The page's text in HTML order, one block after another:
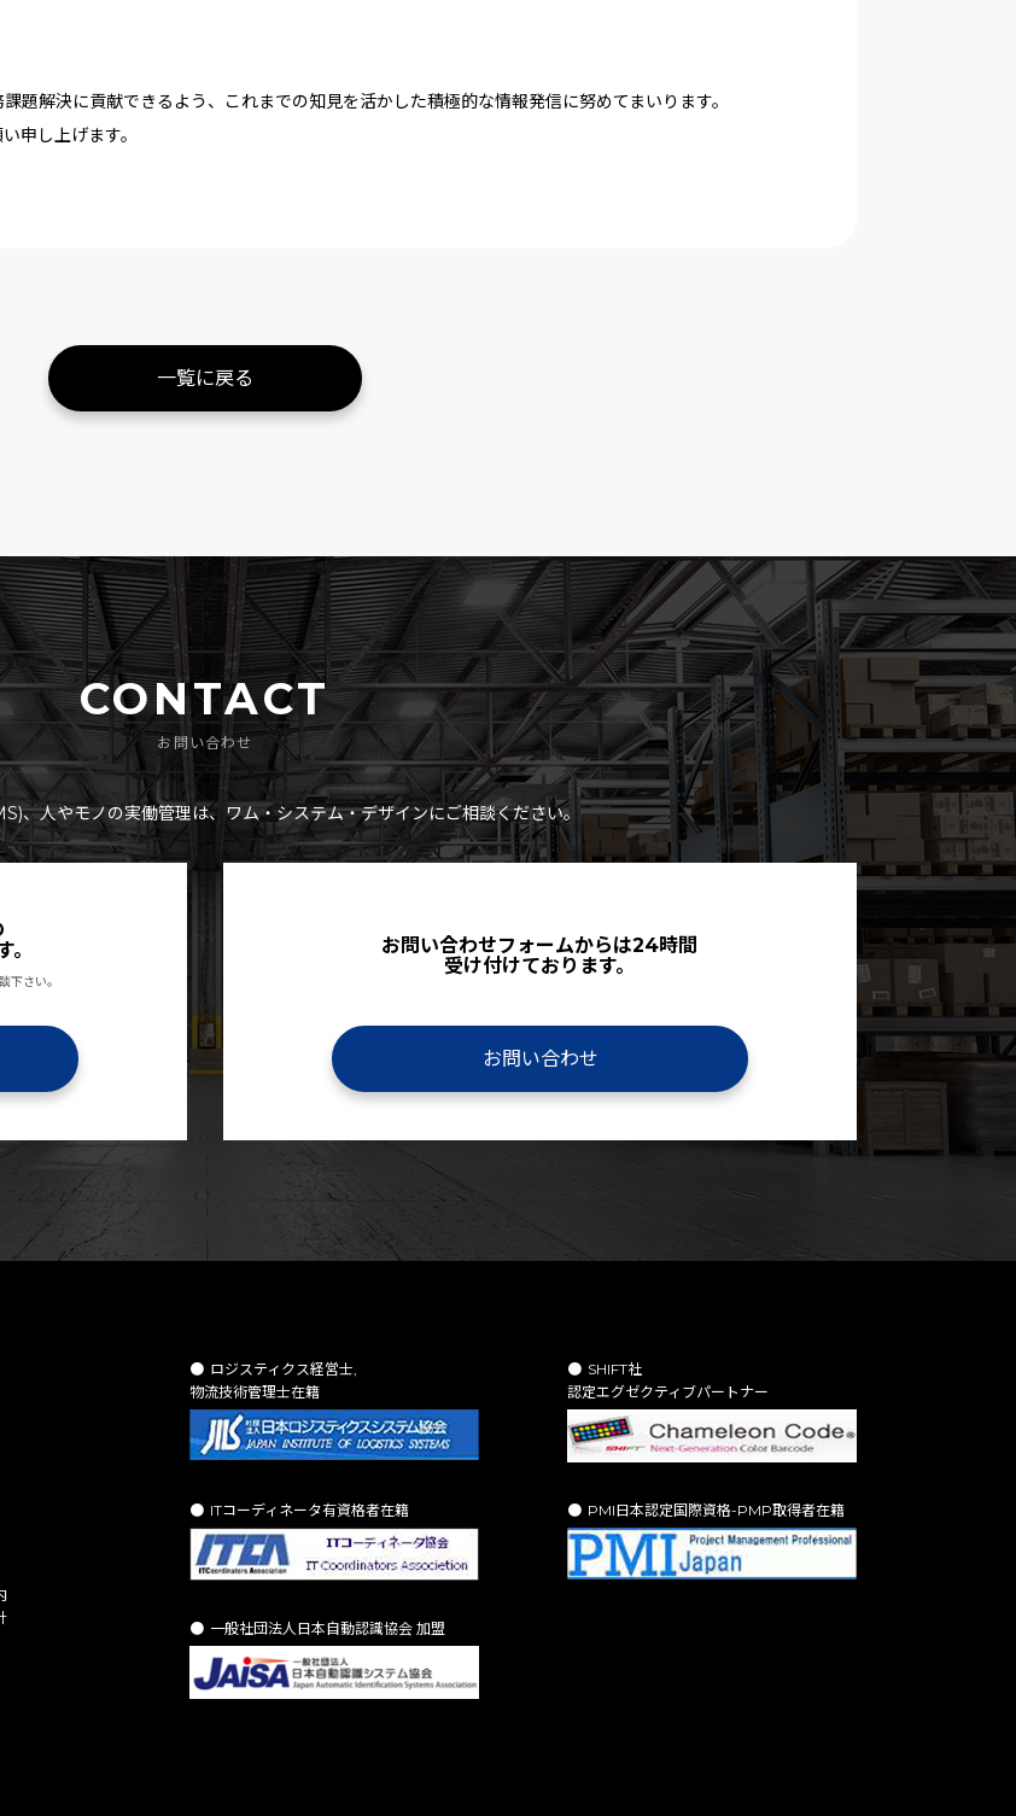
題解決に貢献できるよう、これまでの知見を活かした積極的な情報発信に努めてまいります。
申し上げます。
一覧に戻る
CONTACT
お問い合わせ
、人やモノの実働管理は、ワム・システム・デザインにご相談ください。
下さい。
お問い合わせフォームからは24時間
受け付けております。
お問い合わせ
ロジスティクス経営士,
物流技術管理士在籍
SHIFT社
認定エグゼクティブパートナー
ITコーディネータ有資格者在籍 PMI日本認定国際資格-PMP取得者在籍
一般社団法人日本自動認識協会 加盟